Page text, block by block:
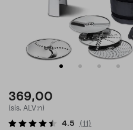
369,00
(sis. ALV:n)
4.5 (11 )